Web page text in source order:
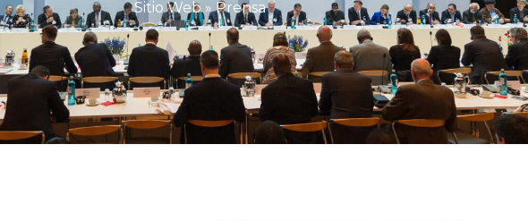
Sitio Web»Prensa